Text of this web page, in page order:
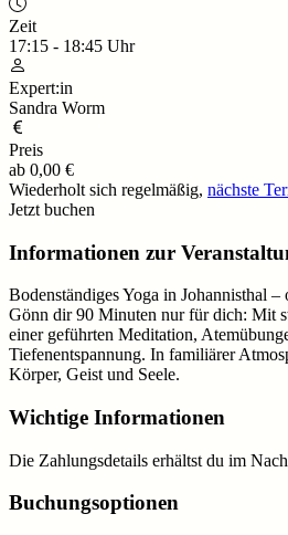
Zeit
17:15 - 18:45 Uhr
Expert:in
Sandra Worm
Preis
ab 0,00 €
Wiederholt sich regelmäßig, nächste
Jetzt buchen
Informationen zur
Bodenständiges Yoga in Johannisthal
Gönn dir 90 Minuten nur für dich: Mit
einer geführten Meditation,
Tiefenentspannung. In familiärer
Körper, Geist und Seele.
Wichtige Informationen
Die Zahlungsdetails erhältst du im
Buchungsoptionen